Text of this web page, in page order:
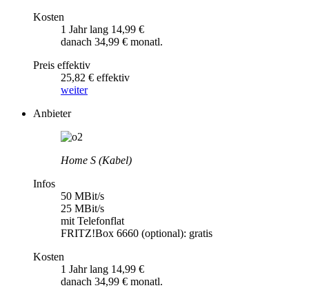
Kosten
1 Jahr lang 14,99 €
danach 34,99 € monatl.
Preis effektiv
25,82 € effektiv
weiter
Anbieter
Home S (Kabel)
Infos
50 MBit/s
25 MBit/s
mit Telefonflat
FRITZ!Box 6660 (optional): gratis
Kosten
1 Jahr lang 14,99 €
danach 34,99 € monatl.